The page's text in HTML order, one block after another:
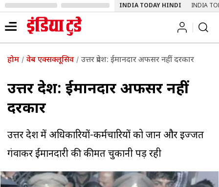
INDIA TODAY HINDI INDIA
होम वेब एक्सक्लूसिव उत्तर प्रदेश: ईमानदार अफसर नहीं दरकार
उत्तर प्रदेश: ईमानदार अफसर नहीं
दरकार
उत्तर प्रदेश में अधिकारियों-कर्मचारियों को जान और इज्‍जत
गंवाकर ईमानदारी की कीमत चुकानी पड़ रही